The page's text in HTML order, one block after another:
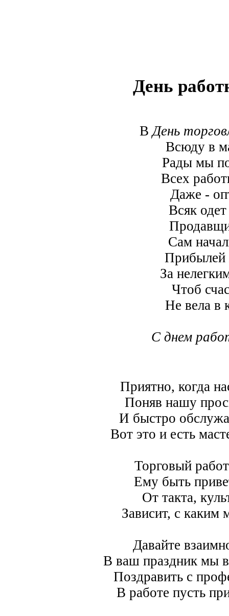
День
ВДень
Всюду в
Рады мы
Всех
Даже -
Всяк
Сам
Прибылей
За
Чтоб
Не вела в
С днем
Приятно, когда
Поняв нашу
И быстро
Вот это и есть
Торговый
Ему быть
От такта,
Зависит, с каким
Давайте
В ваш праздник мы
Поздравить с
В работе пусть